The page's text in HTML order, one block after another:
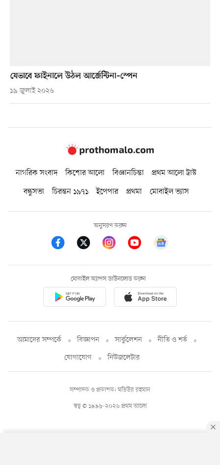
যেভাবে ফাইনালে উঠল আর্জেন্টিনা–স্পেন
১৯ জুলাই ২০২৬
নাগরিক সংবাদ কিশোর আলো বিজ্ঞানচিন্তা
প্রথম আলো ট্রাস্ট
বন্ধুসভা
চিরন্তন ১৯৭১ ইপেপার প্রথমা মোবাইল ভ্যাস
অনুসরণ করুন
মোবাইল অ্যাপস ডাউনলোড করুন
আমাদের সম্পর্কে বিজ্ঞাপন সার্কুলেশন
নীতি ও শর্ত
যোগাযোগ
নিউজলেটার
স্বত্ব © ১৯৯৮-২০২৬ প্রথম আলো
সম্পাদক ও প্রকাশক: মতিউর রহমান